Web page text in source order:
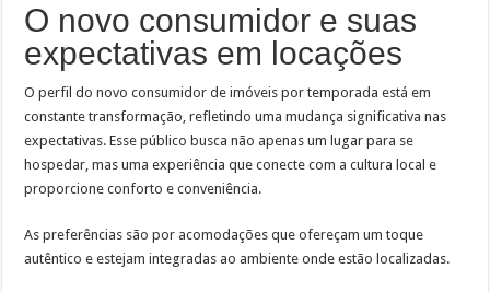
O novo consumidor e suas
expectativas em locações
O perfil do novo consumidor de imóveis por temporada está em
constante transformação, refletindo uma mudança significativa nas
expectativas. Esse público busca não apenas um lugar para se
hospedar, mas uma experiência que conecte com a cultura local e
proporcione conforto e conveniência.
As preferências são por acomodações que ofereçam um toque
autêntico e estejam integradas ao ambiente onde estão localizadas.